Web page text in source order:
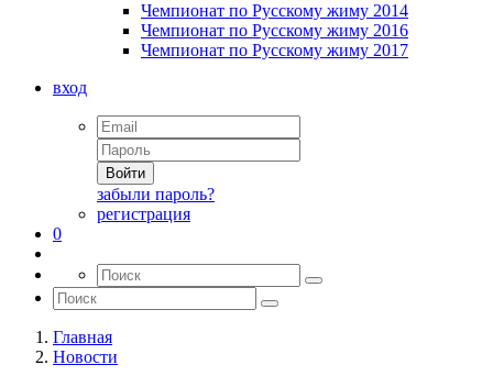
Чемпионат по Русскому жиму 2014
Чемпионат по Русскому жиму 2016
Чемпионат по Русскому жиму 2017
вход
Войти
забыли пароль?
регистрация
0
Главная
Новости